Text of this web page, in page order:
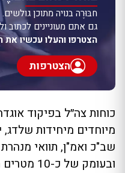
חבּוּרֶה בנויה מתוכן גולשים.
גם אתם מעוניינים לכתוב
הצטרפו והעלו עכשיו את
הצטרפות
מיוחדים מיחידות שלדג,
ובעומק של כ-10 מטרים מתחת לבית החולים שיפאא׳.